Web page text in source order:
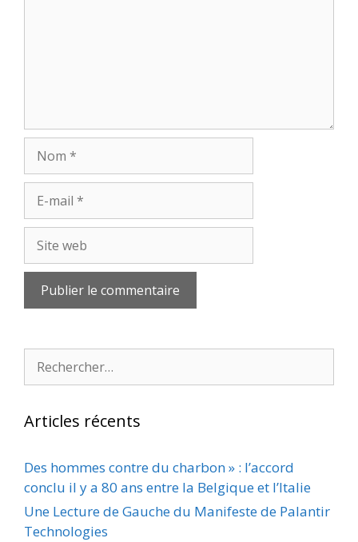
mail
web
Rechercher :
Articles récents
Des hommes contre du charbon » : l’accord
conclu il y a 80 ans entre la Belgique et l’Italie
Une Lecture de Gauche du Manifeste de Palantir
Technologies